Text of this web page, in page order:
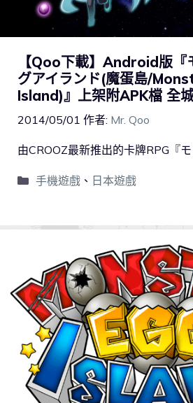
【Qoo下載】Android版『
グアイランド(魔蛋島/
Island)』上架附APK檔 全
2014/05/01 作者: Mr. Qoo
由CROOZ最新推出的卡牌RPG『
手機遊戲、 日本遊戲